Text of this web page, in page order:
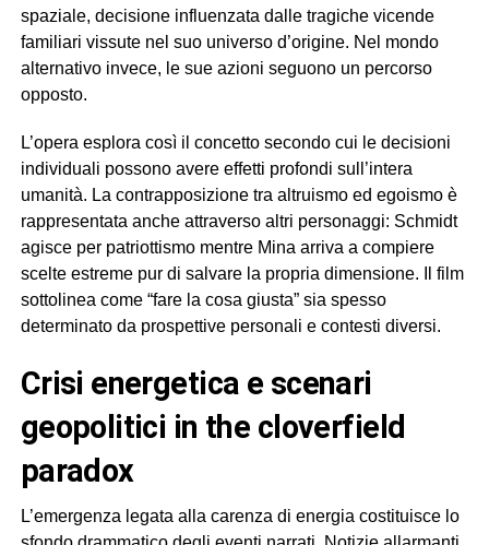
spaziale, decisione influenzata dalle tragiche vicende
familiari vissute nel suo universo d’origine. Nel mondo
alternativo invece, le sue azioni seguono un percorso
opposto.
L’opera esplora così il concetto secondo cui le decisioni
individuali possono avere effetti profondi sull’intera
umanità. La contrapposizione tra altruismo ed egoismo è
rappresentata anche attraverso altri personaggi: Schmidt
agisce per patriottismo mentre Mina arriva a compiere
scelte estreme pur di salvare la propria dimensione. Il film
sottolinea come “fare la cosa giusta” sia spesso
determinato da prospettive personali e contesti diversi.
crisi energetica e scenari
geopolitici in the cloverfield
paradox
L’emergenza legata alla carenza di energia costituisce lo